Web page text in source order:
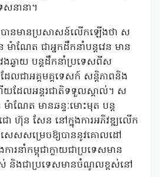
សនានា។
បានមានប្រសាសន៍លើកឡើងថា ស
ាណែត ជាអ្នកដឹកនាំបន្តវេន មាន
ឆ្ងាយ បន្តដឹកនាំប្រទេសពីស
លជាអគ្គមគ្គទេសក៍ សន្តិភាពនិង
ើយដែលអន្តរជាតិទទួលស្គាល់។ ស
ាណែត មានឆន្ទៈមោះមុត បន្ត
ោ ហ៊ុន សែន នៅក្នុងការអភិវឌ្ឍលើក
សេសសម្រេចឱ្យបាននូវគោលដៅ
ារនាំកម្ពុជាក្លាយជាប្រទេសមាន
និងជាប្រទេសមានចំណូលខ្ពស់នៅ